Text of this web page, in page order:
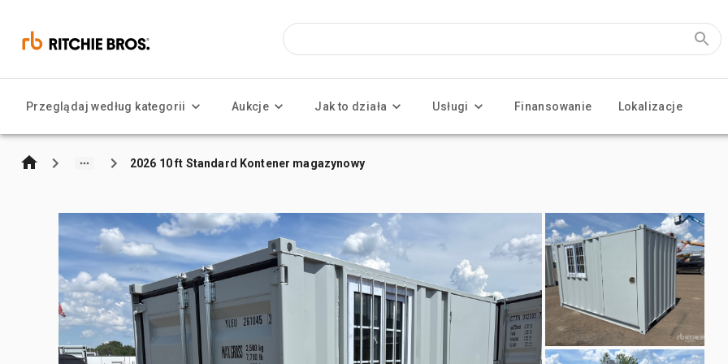
Przeglądaj według kategorii Aukcje Jak to działa Usługi Finansowanie Lokalizacje
2026 10 ft Standard Kontener magazynowy